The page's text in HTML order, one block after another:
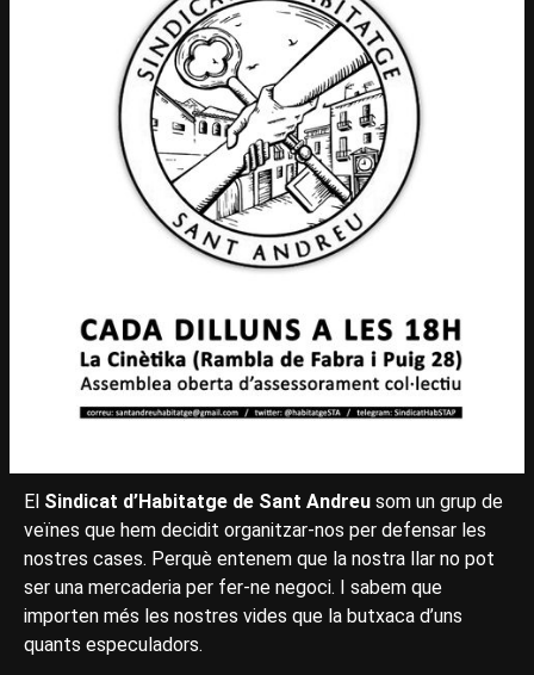
El Sindicat d’Habitatge de Sant Andreu som un grup de
veïnes que hem decidit organitzar-nos per defensar les
nostres cases. Perquè entenem que la nostra llar no pot
ser una mercaderia per fer-ne negoci. I sabem que
importen més les nostres vides que la butxaca d’uns
quants especuladors.